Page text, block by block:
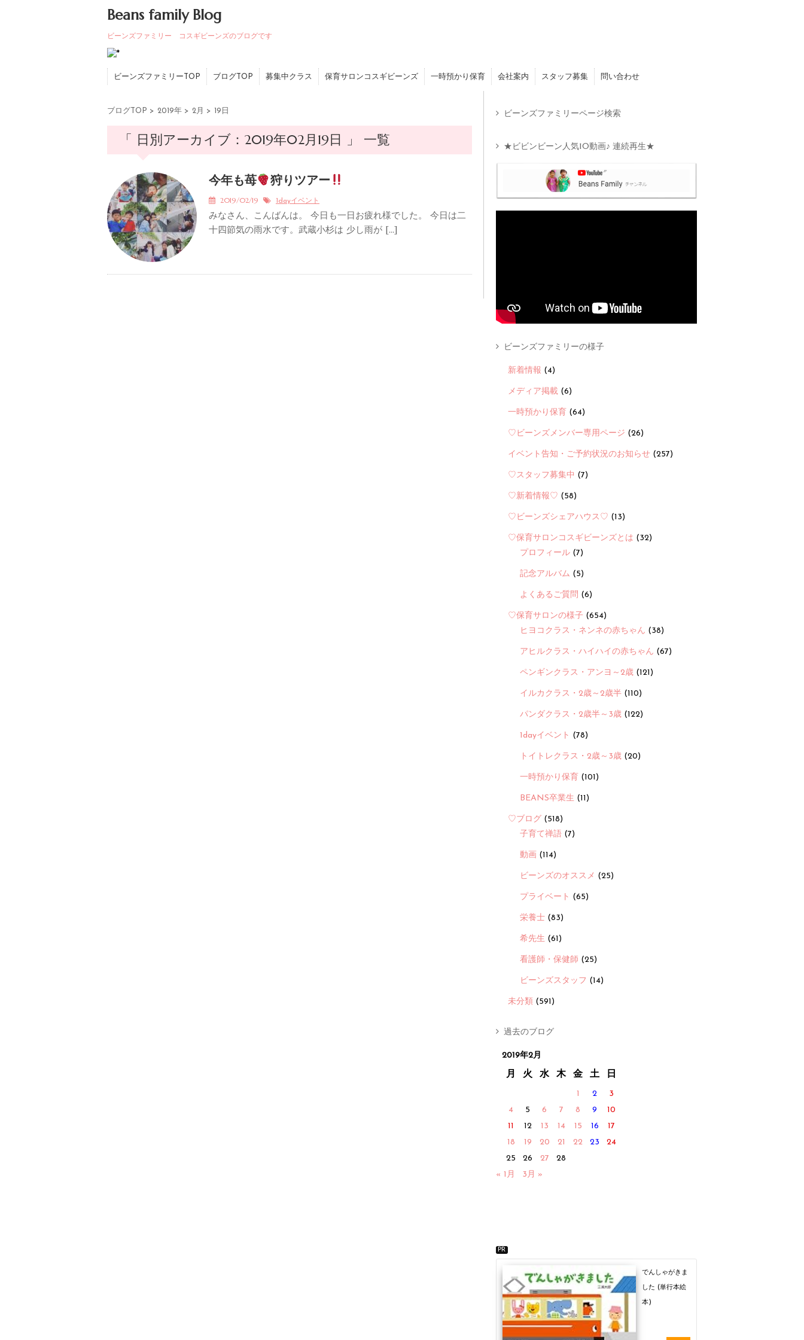
Beans family Blog
ビーンズファミリー コスギビーンズのブログです
ビーンズファミリーTOP ブログTOP 募集中クラス 保育サロンコスギビーンズ 一時預かり保育 会社案内 スタッフ募集 問い合わせ
ブログTOP > 2019年 > 2月 > 19日
「 日別アーカイブ：2019年02月19日 」 一覧
今年も苺 狩りツアー
2019/02/19 1dayイベント
みなさん、こんばんは。 今日も一日お疲れ様でした。 今日は二
十四節気の雨水です。武蔵小杉は 少し雨が […]
ビーンズファミリーページ検索
★ビビンビーン人気10動画♪ 連続再生★
ビーンズファミリーの様子
新着情報 (4)
メディア掲載 (6)
一時預かり保育 (64)
♡ビーンズメンバー専用ページ (26)
イベント告知・ご予約状況のお知らせ (257)
♡スタッフ募集中 (7)
♡新着情報♡ (58)
♡ビーンズシェアハウス♡ (13)
♡保育サロンコスギビーンズとは (32)
プロフィール (7)
記念アルバム (5)
よくあるご質問 (6)
♡保育サロンの様子 (654)
ヒヨコクラス・ネンネの赤ちゃん (38)
アヒルクラス・ハイハイの赤ちゃん (67)
ペンギンクラス・アンヨ～2歳 (121)
イルカクラス・2歳～2歳半 (110)
パンダクラス・2歳半～3歳 (122)
1dayイベント (78)
トイトレクラス・2歳～3歳 (20)
一時預かり保育 (101)
BEANS卒業生 (11)
♡ブログ (518)
子育て禅語 (7)
動画 (114)
ビーンズのオススメ (25)
プライベート (65)
栄養士 (83)
希先生 (61)
看護師・保健師 (25)
ビーンズスタッフ (14)
未分類 (591)
過去のブログ
2019年2月
月 火 水 木 金 土 日
1 2
3
4
5 6 7 8 9
10
11
12 13 14 15 16
17
18
19 20 21 22 23
24
25
26 27
28
« 1月
3月 »
PR
でんしゃがきま
した (単行本絵
本)